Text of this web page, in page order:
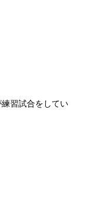
習試合をしてい